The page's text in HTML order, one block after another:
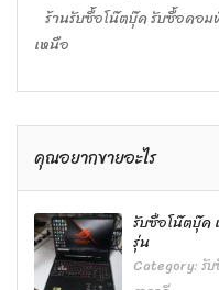
ร้านรับซื้อโน๊ตบุ๊ค รับซื้อคอม
เหนือ
คุณอยากขายอะไร
รับซื้อโน๊ตบุ๊ค
รุ่น
Category:รั